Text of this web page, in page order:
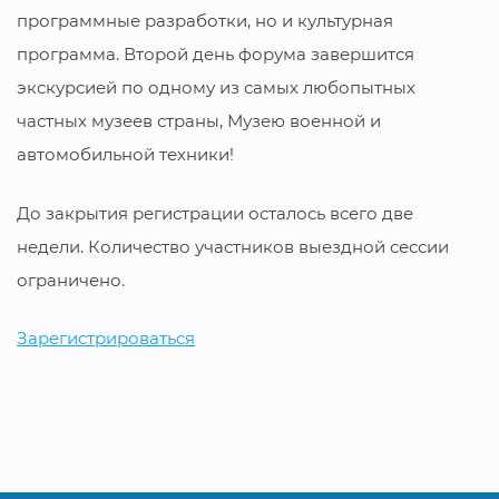
программные разработки, но и культурная
программа. Второй день форума завершится
экскурсией по одному из самых любопытных
частных музеев страны, Музею военной и
автомобильной техники!
До закрытия регистрации осталось всего две
недели. Количество участников выездной сессии
ограничено.
Зарегистрироваться